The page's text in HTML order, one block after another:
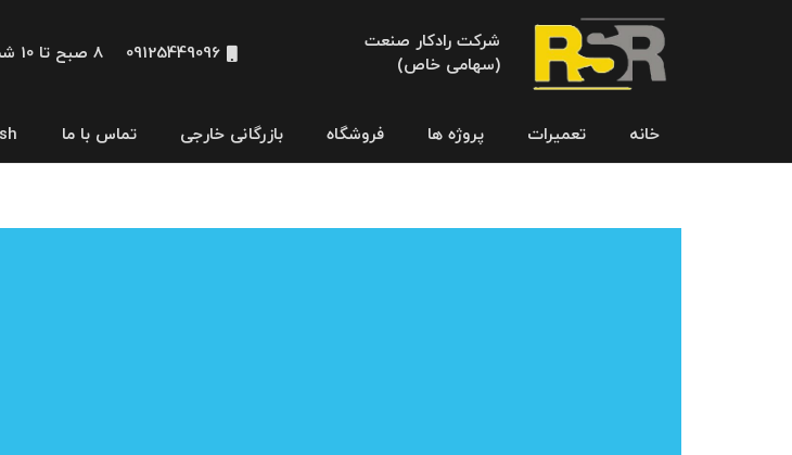
شرکت رادکار صنعت
(سهامی خاص)
09125449096 8 صبح تا 10 شب
خانه تعمیرات پروژه ها فروشگاه بازرگانی خارجی تماس با ما